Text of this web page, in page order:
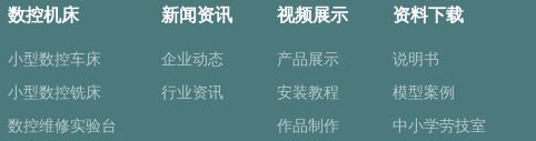
数控机床
小型数控车床
小型数控铣床
数控维修实验台
新闻资讯
企业动态
行业资讯
视频展示
产品展示
安装教程
作品制作
资料下载
说明书
模型案例
中小学劳技室